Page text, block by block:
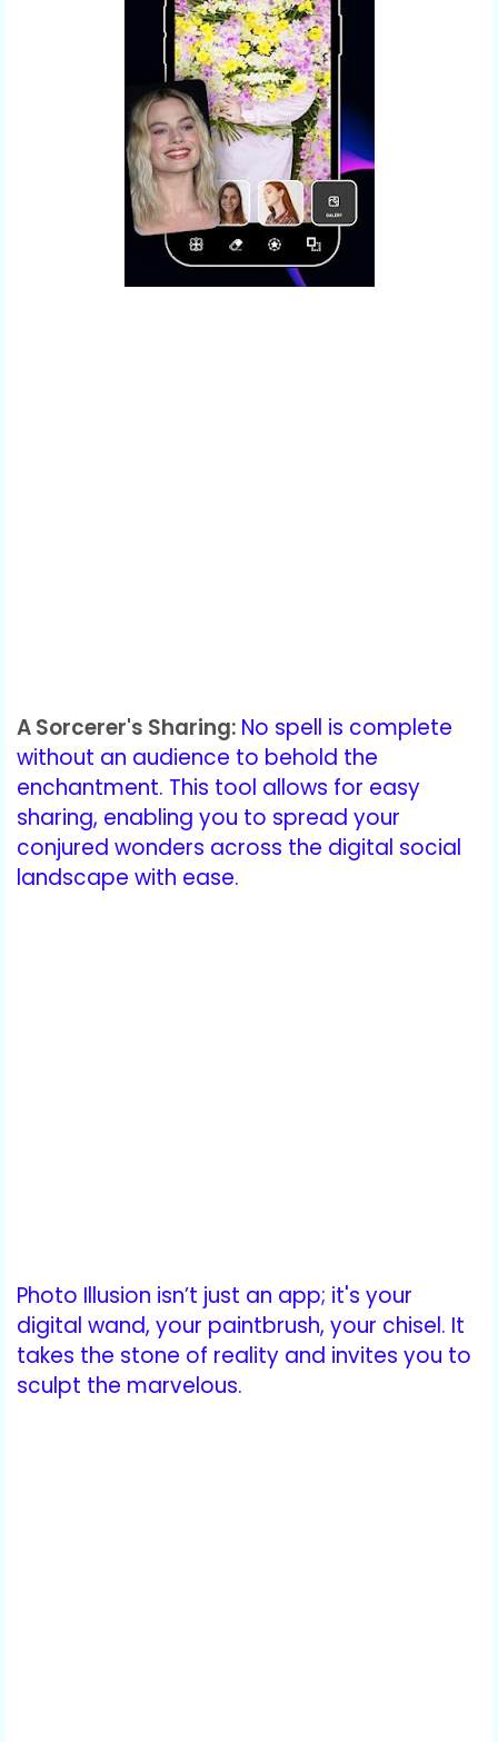
A Sorcerer's Sharing: No spell is complete
without an audience to behold the
enchantment. This tool allows for easy
sharing, enabling you to spread your
conjured wonders across the digital social
landscape with ease.
Photo Illusion isn’t just an app; it's your
digital wand, your paintbrush, your chisel. It
takes the stone of reality and invites you to
sculpt the marvelous.